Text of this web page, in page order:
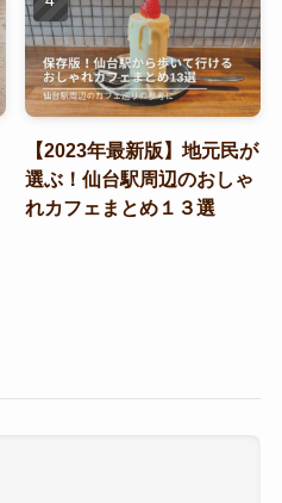
【2023年最新版】地元民が
選ぶ！仙台駅周辺のおしゃ
れカフェまとめ１３選